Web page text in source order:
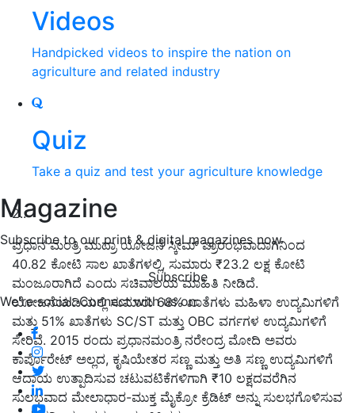
Videos
Handpicked videos to inspire the nation on
agriculture and related industry
Quiz
Take a quiz and test your agriculture knowledge
Magazine
Subscribe to our print & digital magazines now
Subscribe
We're social. Connect with us on:
2..
ಪ್ರಧಾನ ಮಂತ್ರಿ ಮುದ್ರಾ ಯೋಜನೆ ಸ್ಕೀಮ್ ಪ್ರಾರಂಭವಾದಾಗಿನಿಂದ
40.82 ಕೋಟಿ ಸಾಲ ಖಾತೆಗಳಲ್ಲಿ, ಸುಮಾರು ₹23.2 ಲಕ್ಷ ಕೋಟಿ
ಮಂಜೂರಾಗಿದೆ ಎಂದು ಸಚಿವಾಲಯ ಮಾಹಿತಿ ನೀಡಿದೆ.
ಯೋಜನೆಯಡಿಯಲ್ಲಿ ಸುಮಾರು 68% ಖಾತೆಗಳು ಮಹಿಳಾ ಉದ್ಯಮಿಗಳಿಗೆ
ಮತ್ತು 51% ಖಾತೆಗಳು SC/ST ಮತ್ತು OBC ವರ್ಗಗಳ ಉದ್ಯಮಿಗಳಿಗೆ
ಸೇರಿವೆ. 2015 ರಂದು ಪ್ರಧಾನಮಂತ್ರಿ ನರೇಂದ್ರ ಮೋದಿ ಅವರು
ಕಾರ್ಪೊರೇಟ್ ಅಲ್ಲದ, ಕೃಷಿಯೇತರ ಸಣ್ಣ ಮತ್ತು ಅತಿ ಸಣ್ಣ ಉದ್ಯಮಿಗಳಿಗೆ
ಆದಾಯ ಉತ್ಪಾದಿಸುವ ಚಟುವಟಿಕೆಗಳಿಗಾಗಿ ₹10 ಲಕ್ಷದವರೆಗಿನ
ಸುಲಭವಾದ ಮೇಲಾಧಾರ-ಮುಕ್ತ ಮೈಕ್ರೋ ಕ್ರೆಡಿಟ್ ಅನ್ನು ಸುಲಭಗೊಳಿಸುವ